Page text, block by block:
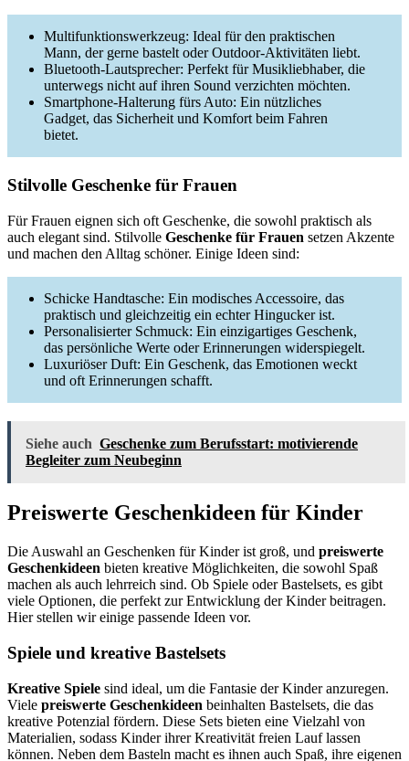
Multifunktionswerkzeug: Ideal für den praktischen
Mann, der gerne bastelt oder Outdoor-Aktivitäten liebt.
Bluetooth-Lautsprecher: Perfekt für Musikliebhaber, die
unterwegs nicht auf ihren Sound verzichten möchten.
Smartphone-Halterung fürs Auto: Ein nützliches
Gadget, das Sicherheit und Komfort beim Fahren
bietet.
Stilvolle Geschenke für Frauen
Für Frauen eignen sich oft Geschenke, die sowohl praktisch als
auch elegant sind. Stilvolle Geschenke für Frauen setzen Akzente
und machen den Alltag schöner. Einige Ideen sind:
Schicke Handtasche: Ein modisches Accessoire, das
praktisch und gleichzeitig ein echter Hingucker ist.
Personalisierter Schmuck: Ein einzigartiges Geschenk,
das persönliche Werte oder Erinnerungen widerspiegelt.
Luxuriöser Duft: Ein Geschenk, das Emotionen weckt
und oft Erinnerungen schafft.
Siehe auch Geschenke zum Berufsstart: motivierende
Begleiter zum Neubeginn
Preiswerte Geschenkideen für Kinder
Die Auswahl an Geschenken für Kinder ist groß, und preiswerte
Geschenkideen bieten kreative Möglichkeiten, die sowohl Spaß
machen als auch lehrreich sind. Ob Spiele oder Bastelsets, es gibt
viele Optionen, die perfekt zur Entwicklung der Kinder beitragen.
Hier stellen wir einige passende Ideen vor.
Spiele und kreative Bastelsets
Kreative Spiele sind ideal, um die Fantasie der Kinder anzuregen.
Viele preiswerte Geschenkideen beinhalten Bastelsets, die das
kreative Potenzial fördern. Diese Sets bieten eine Vielzahl von
Materialien, sodass Kinder ihrer Kreativität freien Lauf lassen
können. Neben dem Basteln macht es ihnen auch Spaß, ihre eigenen